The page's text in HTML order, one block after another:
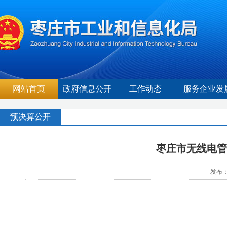
网站首页 政府信息公开 工作动态 服务企业发
预决算公开
枣庄市无线电
发布